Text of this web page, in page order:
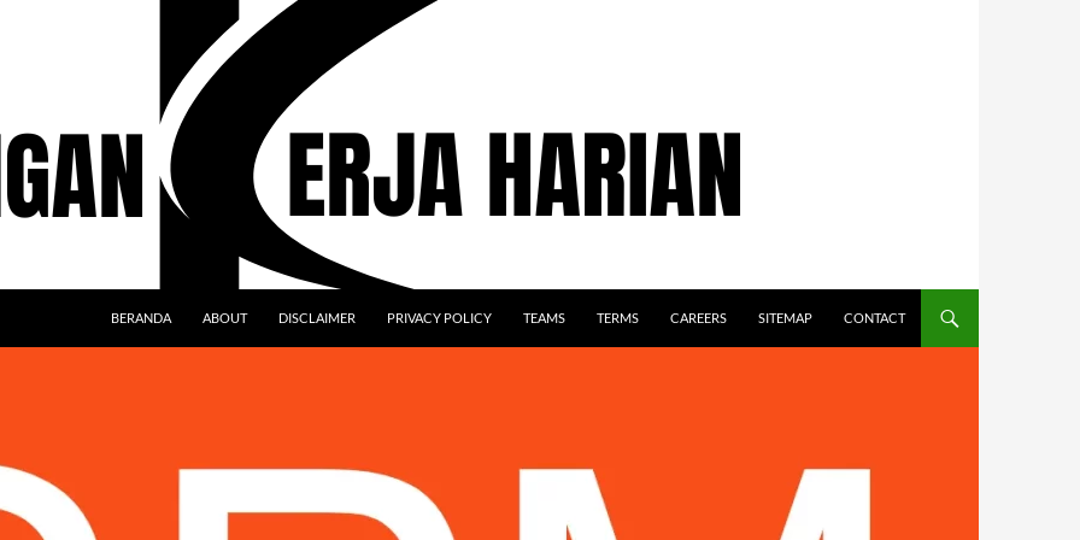
BERANDA ABOUT DISCLAIMER PRIVACY POLICY TEAMS TERMS CAREERS SITEMAP CONTACT